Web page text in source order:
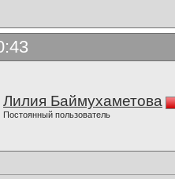
Лилия Баймухаметова
Постоянный пользователь